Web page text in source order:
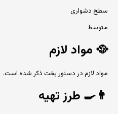
سطح دشواری
متوسط
🥘 مواد لازم
مواد لازم در دستور پخت ذکر شده است.
👨‍🍳 طرز تهیه